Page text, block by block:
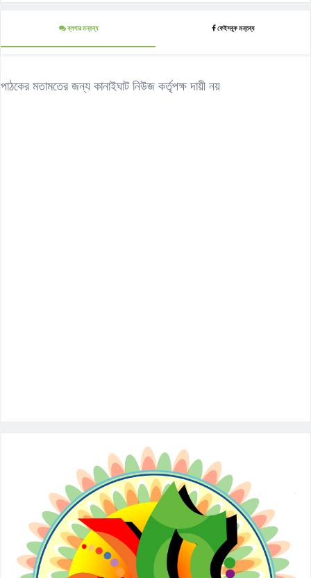
ব্লগার মন্তব্য ফেইসবুক মন্তব্য
পাঠকের মতামতের জন্য কানাইঘাট নিউজ কর্তৃপক্ষ দায়ী নয়